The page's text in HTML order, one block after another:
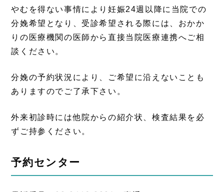
やむを得ない事情により妊娠24週以降に当院での
分娩希望となり、受診希望される際には、おかか
りの医療機関の医師から直接当院医療連携へご相
談ください。
分娩の予約状況により、ご希望に沿えないことも
ありますのでご了承下さい。
外来初診時には他院からの紹介状、検査結果を必
ずご持参ください。
予約センター